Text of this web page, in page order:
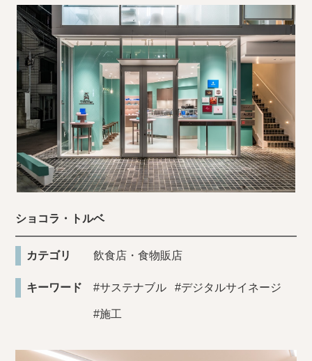
ショコラ・トルベ
カテゴリ 飲食店・食物販店
キーワード #サステナブル #デジタルサイネージ
#施工